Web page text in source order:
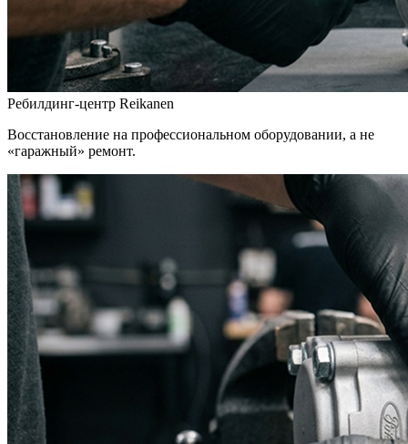
Ребилдинг-центр Reikanen
Восстановление на профессиональном оборудовании, а не
«гаражный» ремонт.